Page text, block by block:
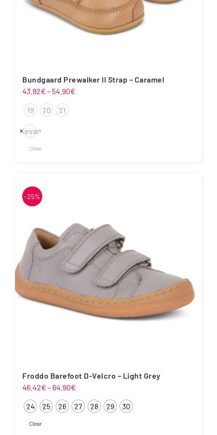
Bundgaard Prewalker II Strap – Caramel
43.92€ – 54.90€
19 20 21
Kevad
Clear
mitu
varianti.
saab
teha
tootelehel.
-25%
Froddo Barefoot D-Velcro – Light Grey
46.42€ – 64.90€
46.42€
kuni
24 25 26 27 28 29 30
Clear